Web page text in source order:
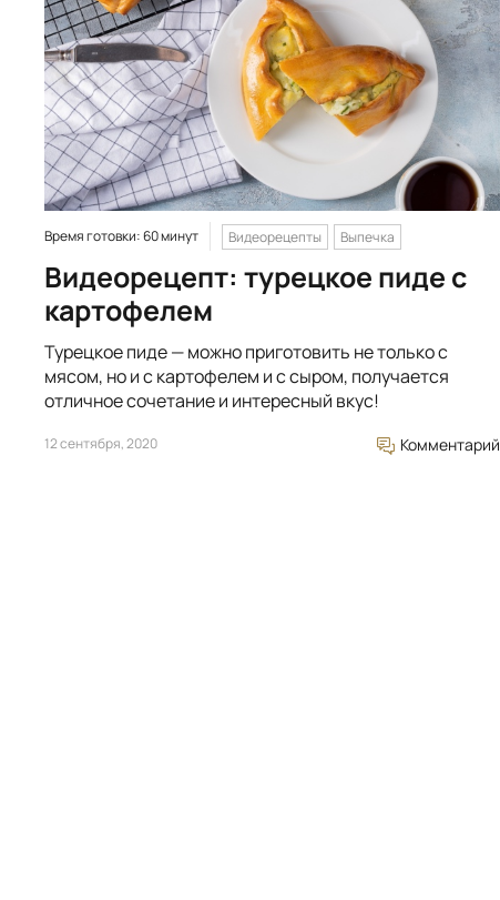
Время готовки: 60 минут Видеорецепты Выпечка
Видеорецепт: турецкое пиде с
картофелем
Турецкое пиде — можно приготовить не только с
мясом, но и с картофелем и с сыром, получается
отличное сочетание и интересный вкус!
12 сентября, 2020 Комментарий